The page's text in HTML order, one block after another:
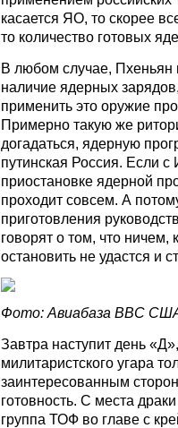
касается ЯО, то скорее
то количество готовых
В любом случае, Пхеньян
наличие ядерных
применить это оружие
Примерно такую же
догадаться, ядерную
путинская Россия. Если с
приостановке ядерной
проходит совсем. А
приготовления
говорят о том, что
остановить не удастся и
Фото: Авиабаза ВВС
Завтра наступит день
милитаристского угара
заинтересованным
готовность. С места
группа ТОФ во главе с